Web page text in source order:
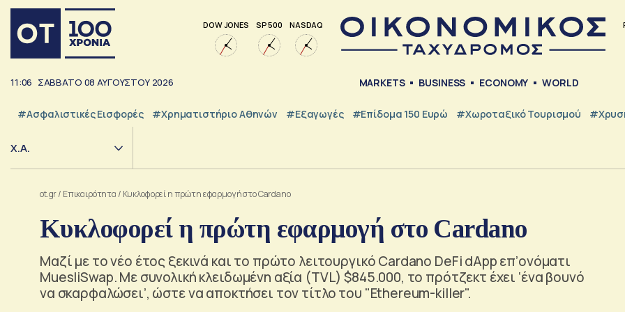
DOW JONES SP 500 NASDAQ
11:06 ΣΑΒΒΑΤΟ 08 ΑΥΓΟΥΣΤΟΥ 2026 MARKETS BUSINESS ECONOMY WORLD
#Ασφαλιστικές Εισφορές #Χρηματιστήριο Αθηνών #εξαγωγές #Επίδομα 150 Ευρώ #Χωροταξικό Τουρισμού
Χ.Α.
ot.gr/ Επικαιρότητα / Κυκλοφορεί η πρώτη εφαρμογή στο Cardano
Κυκλοφορεί η πρώτη εφαρμογή στο Cardano
Μαζί με το νέο έτος ξεκινά και το πρώτο λειτουργικό Cardano DeFi dApp επ’ονόματι
MuesliSwap. Με συνολική κλειδωμένη αξία (TVL) $845.000, το πρότζεκτ έχει ‘ένα βουνό
να σκαρφαλώσει’, ώστε να αποκτήσει τον τίτλο του "Ethereum-killer".